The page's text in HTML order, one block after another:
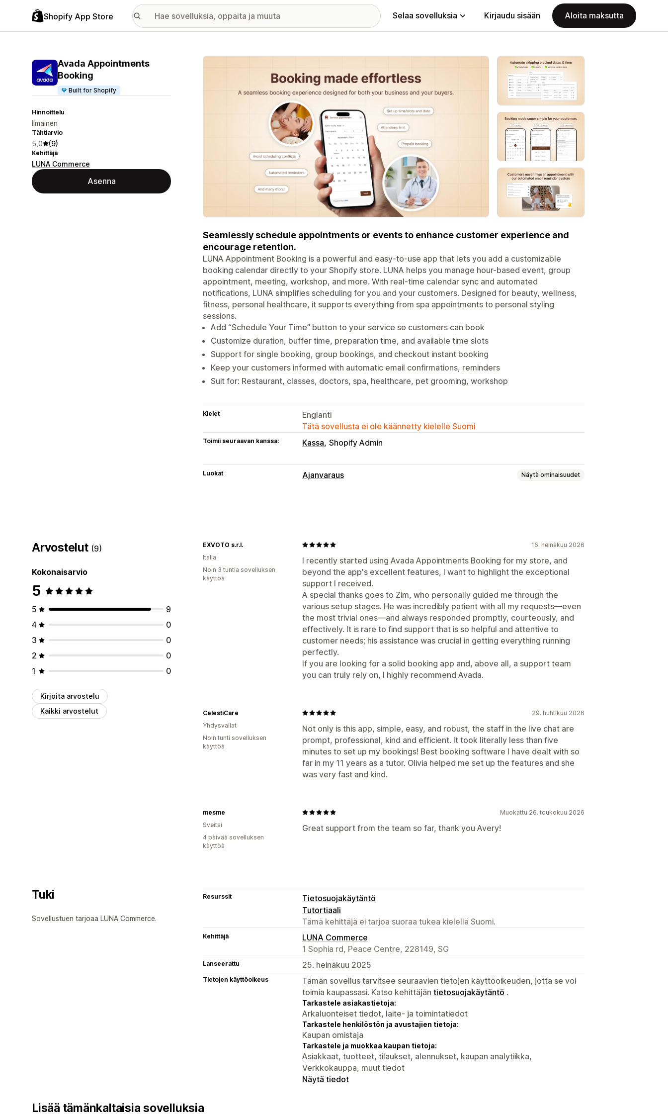
Shopify App Store Selaa sovelluksia Kirjaudu sisään Aloita maksutta
Avada Appointments
Booking
Built for Shopify
Hinnoittelu
Ilmainen
Tähtiarvio
5,0 (9)
Kehittäjä
LUNA Commerce
Asenna
Esittelykuvagalleria
Seamlessly schedule appointments or events to enhance customer experience and
encourage retention.
LUNA Appointment Booking is a powerful and easy-to-use app that lets you add a customizable
booking calendar directly to your Shopify store. LUNA helps you manage hour-based event, group
appointment, meeting, workshop, and more. With real-time calendar sync and automated
notifications, LUNA simplifies scheduling for you and your customers. Designed for beauty, wellness,
fitness, personal healthcare, it supports everything from spa appointments to personal styling
sessions.
Add “Schedule Your Time” button to your service so customers can book
Customize duration, buffer time, preparation time, and available time slots
Support for single booking, group bookings, and checkout instant booking
Keep your customers informed with automatic email confirmations, reminders
Suit for: Restaurant, classes, doctors, spa, healthcare, pet grooming, workshop
Kielet
Englanti
Tätä sovellusta ei ole käännetty kielelle Suomi
Toimii seuraavan kanssa: Kassa Shopify Admin
Luokat Ajanvaraus Näytä ominaisuudet
Varausten hallinta
Kalenteri Ajastaminen Aikavälit Päivämäärien esto Peruuta varaus
Kapasiteettirajat Tapahtuman saapumisselvitys
Reaaliaikaiset päivitykset
Henkilöstön hallinnointi
Mukautukset
Kalenteri-pienohjelma Mukautetut ilmoitukset Brändäys
Mukautettu CSS-koodi
Arvostelut (9)
Kokonaisarvio
5
5
9
4
0
3
0
2
0
1
0
Kirjoita arvostelu
Kaikki arvostelut
16. heinäkuu 2026
I recently started using Avada Appointments Booking for my store, and
beyond the app's excellent features, I want to highlight the exceptional
support I received.
A special thanks goes to Zim, who personally guided me through the
various setup stages. He was incredibly patient with all my requests—even
the most trivial ones—and always responded promptly, courteously, and
effectively. It is rare to find support that is so helpful and attentive to
customer needs; his assistance was crucial in getting everything running
perfectly.
If you are looking for a solid booking app and, above all, a support team
you can truly rely on, I highly recommend Avada.
EXVOTO s.r.l.
Italia
Noin 3 tuntia sovelluksen
käyttöä
29. huhtikuu 2026
Not only is this app, simple, easy, and robust, the staff in the live chat are
prompt, professional, kind and efficient. It took literally less than five
minutes to set up my bookings! Best booking software I have dealt with so
far in my 11 years as a tutor. Olivia helped me set up the features and she
was very fast and kind.
CelestiCare
Yhdysvallat
Noin tunti sovelluksen
käyttöä
Muokattu 26. toukokuu 2026
Great support from the team so far, thank you Avery!
mesme
Sveitsi
4 päivää sovelluksen
käyttöä
Tuki
Sovellustuen tarjoaa LUNA Commerce.
Resurssit
Tietosuojakäytäntö
Tutortiaali
Tämä kehittäjä ei tarjoa suoraa tukea kielellä Suomi.
Kehittäjä
LUNA Commerce
1 Sophia rd, Peace Centre, 228149, SG
Lanseerattu 25. heinäkuu 2025
Tietojen käyttöoikeus
Tämän sovellus tarvitsee seuraavien tietojen käyttöoikeuden, jotta se voi
toimia kaupassasi. Katso kehittäjän tietosuojakäytäntö .
Tarkastele asiakastietoja:
Arkaluonteiset tiedot, laite- ja toimintatiedot
Tarkastele henkilöstön ja avustajien tietoja:
Kaupan omistaja
Tarkastele ja muokkaa kaupan tietoja:
Asiakkaat, tuotteet, tilaukset, alennukset, kaupan analytiikka,
Verkkokauppa, muut tiedot
Näytä tiedot
Lisää tämänkaltaisia sovelluksia